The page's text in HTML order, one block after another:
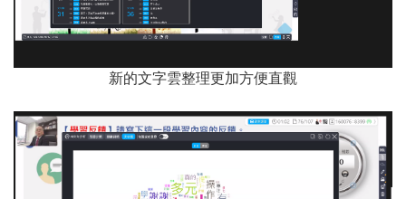
新的文字雲整理更加方便直觀